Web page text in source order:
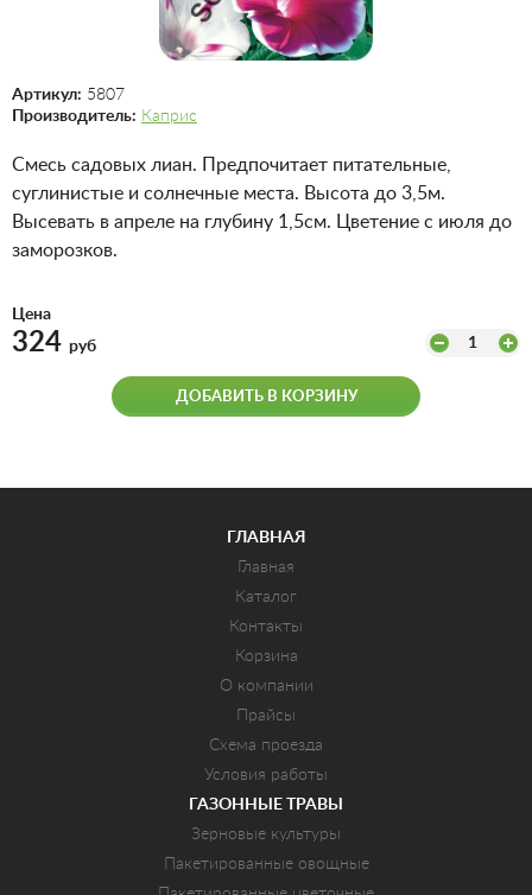
Артикул: 5807
Производитель: Каприс
Смесь садовых лиан. Предпочитает питательные,
суглинистые и солнечные места. Высота до 3,5м.
Высевать в апреле на глубину 1,5см. Цветение с июля до
заморозков.
Цена
324 руб 1
ДОБАВИТЬ В КОРЗИНУ
ГЛАВНАЯ
Главная
Каталог
Контакты
Корзина
О компании
Прайсы
Схема проезда
Условия работы
ГАЗОННЫЕ ТРАВЫ
Зерновые культуры
Пакетированные овощные